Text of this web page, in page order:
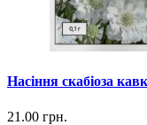
Насіння скабіоза
21.00 грн.